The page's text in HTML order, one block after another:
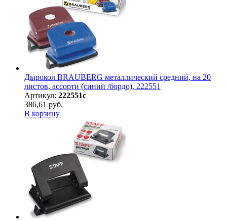
Дырокол BRAUBERG металлический средний, на 20
листов, ассорти (синий /бордо), 222551
Артикул: 222551с
386,61 руб.
В корзину